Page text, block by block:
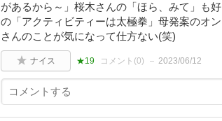
があるから～」桜木さんの「ほら、みて」も
の「アクティビティーは太極拳」母発案のオ
さんのことが気になって仕方ない(笑)
ナイス ★19 コメント(0) 2023/06/12